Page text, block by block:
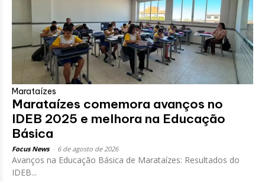
Marataízes
Marataízes comemora avanços no
IDEB 2025 e melhora na Educação
Básica
Focus News 6 de agosto de 2026
Avanços na Educação Básica de Marataízes: Resultados do
IDEB...